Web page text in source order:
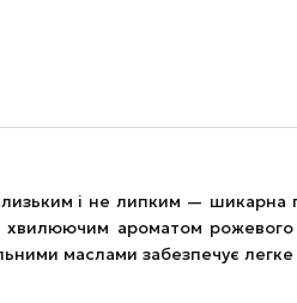
і не липким — шикарна
ароматом
маслами забезпечує